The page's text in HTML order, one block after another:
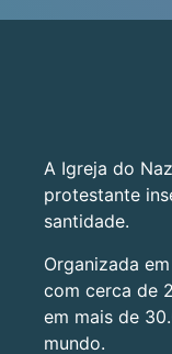
A Igreja do
protestante
santidade.
Organizada
com cerca de
em mais de
mundo.